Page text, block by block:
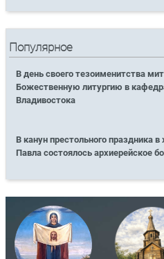
Популярное
В день своего тезоименитства
Божественную литургию в
Владивостока
В канун престольного праздника
Павла состоялось архиерейское